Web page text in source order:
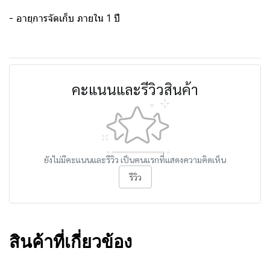
- อายุการจัดเก็บ ภายใน 1 ปี
คะแนนและรีวิวสินค้า
ยังไม่มีคะแนนและรีวิว เป็นคนแรกที่แสดงความคิดเห็น
รีวิว
สินค้าที่เกี่ยวข้อง